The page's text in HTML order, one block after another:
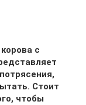
с
Стоит
чтобы